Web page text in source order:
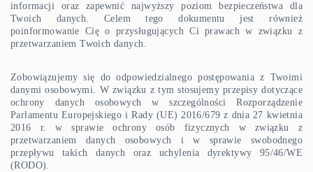
informacji oraz zapewnić najwyższy poziom bezpieczeństwa dla
Twoich danych. Celem tego dokumentu jest również
poinformowanie Cię o przysługujących Ci prawach w związku z
przetwarzaniem Twoich danych.
Zobowiązujemy się do odpowiedzialnego postępowania z Twoimi
danymi osobowymi. W związku z tym stosujemy przepisy dotyczące
ochrony danych osobowych w szczególności Rozporządzenie
Parlamentu Europejskiego i Rady (UE) 2016/679 z dnia 27 kwietnia
2016 r. w sprawie ochrony osób fizycznych w związku z
przetwarzaniem danych osobowych i w sprawie swobodnego
przepływu takich danych oraz uchylenia dyrektywy 95/46/WE
(RODO).